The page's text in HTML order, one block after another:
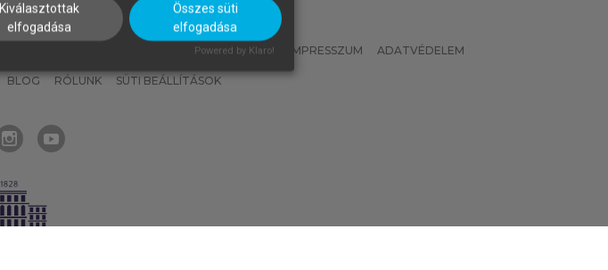
MI – ÁLTALÁNOS IRÁNYELVEK IMPRESSZUM ADATVÉDELEM
BLOG RÓLUNK SÜTI BEÁLLÍTÁSOK
Kiválasztottak
elfogadása
Összes süti
elfogadása
Powered by Klaro!